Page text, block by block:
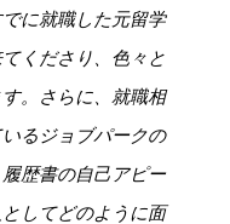
に就職した元留学
くださり、色々と
。さらに、就職相
るジョブパークの
歴書の自己アピー
してどのように面